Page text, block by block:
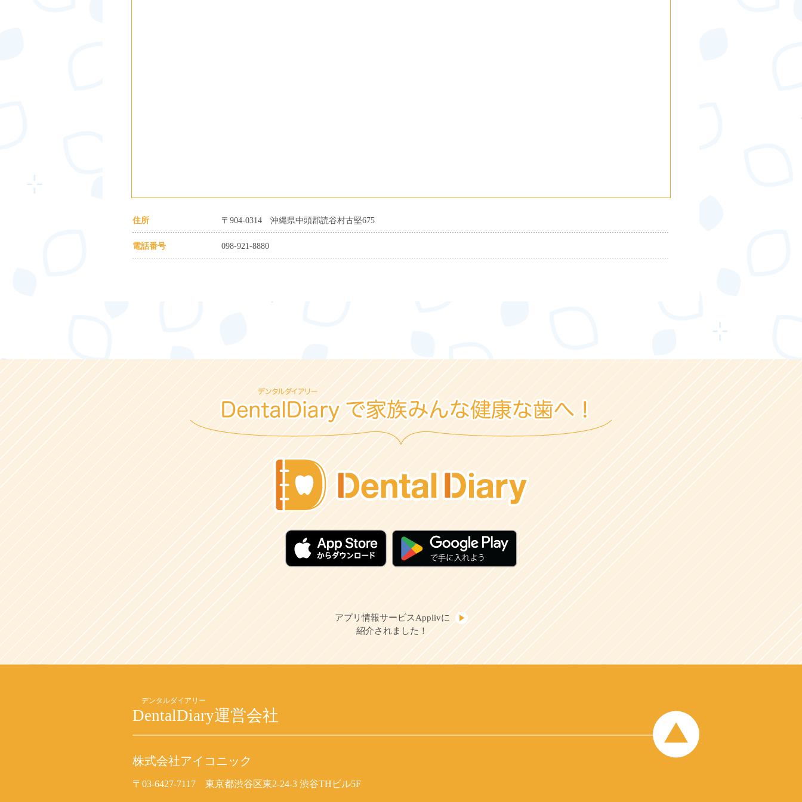
住所 〒904-0314 沖縄県中頭郡読谷村古堅675
電話番号 098-921-8880
アプリ情報サービスApplivに
紹介されました！
DentalDiary運営会社
株式会社アイコニック
〒03-6427-7117 東京都渋谷区東2-24-3 渋谷THビル5F